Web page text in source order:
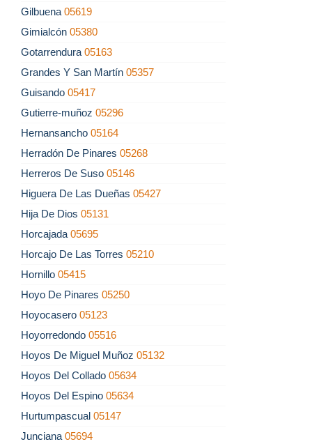
Gilbuena 05619
Gimialcón 05380
Gotarrendura 05163
Grandes Y San Martín 05357
Guisando 05417
Gutierre-muñoz 05296
Hernansancho 05164
Herradón De Pinares 05268
Herreros De Suso 05146
Higuera De Las Dueñas 05427
Hija De Dios 05131
Horcajada 05695
Horcajo De Las Torres 05210
Hornillo 05415
Hoyo De Pinares 05250
Hoyocasero 05123
Hoyorredondo 05516
Hoyos De Miguel Muñoz 05132
Hoyos Del Collado 05634
Hoyos Del Espino 05634
Hurtumpascual 05147
Junciana 05694